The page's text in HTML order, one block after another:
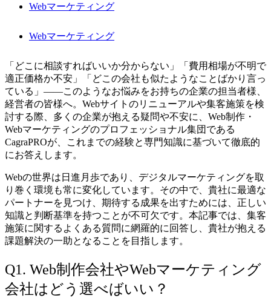
Webマーケティング
Webマーケティング
「どこに相談すればいいか分からない」「費用相場が不明で
適正価格か不安」「どこの会社も似たようなことばかり言っ
ている」――このようなお悩みをお持ちの企業の担当者様、
経営者の皆様へ。Webサイトのリニューアルや集客施策を検
討する際、多くの企業が抱える疑問や不安に、Web制作・
Webマーケティングのプロフェッショナル集団である
CagraPROが、これまでの経験と専門知識に基づいて徹底的
にお答えします。
Webの世界は日進月歩であり、デジタルマーケティングを取
り巻く環境も常に変化しています。その中で、貴社に最適な
パートナーを見つけ、期待する成果を出すためには、正しい
知識と判断基準を持つことが不可欠です。本記事では、集客
施策に関するよくある質問に網羅的に回答し、貴社が抱える
課題解決の一助となることを目指します。
Q1. Web制作会社やWebマーケティング
会社はどう選べばいい？